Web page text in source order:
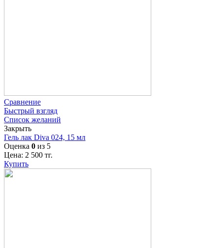
Сравнение
Быстрый взгляд
Список желаний
Закрыть
Гель лак Diva 024, 15 мл
Оценка 0 из 5
Цена: 2 500 тг.
Купить